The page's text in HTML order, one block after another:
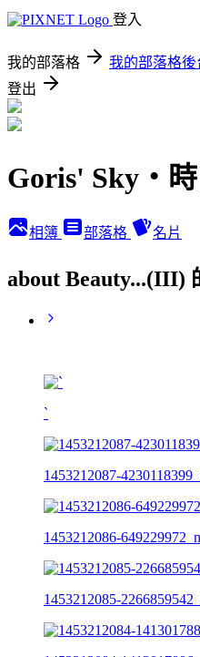
登入
我的部落格 我的部落格後
登出
Goris' Sky‧
相簿 部落格 名片
about Beauty...(III)
ˋ
1453212087-
1453212086-649229972_n
1453212085-